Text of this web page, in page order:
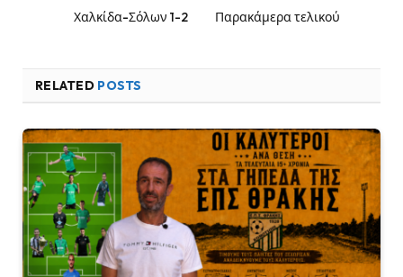
Χαλκίδα-Σόλων 1-2 Παρακάμερα τελικού
RELATED POSTS